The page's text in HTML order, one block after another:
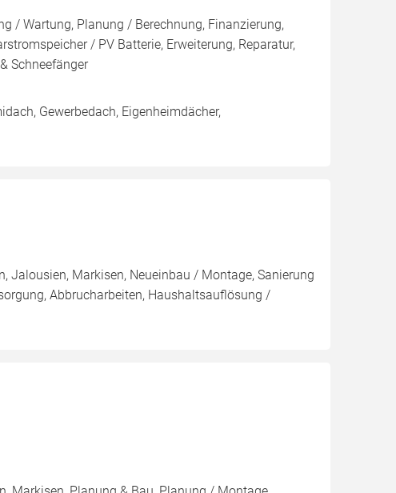
/ Wartung, Planung / Berechnung, Finanzierung,
/ PV Batterie, Erweiterung, Reparatur,
Schneefänger
Gewerbedach, Eigenheimdächer,
Jalousien, Markisen, Neueinbau / Montage, Sanierung
Abbrucharbeiten, Haushaltsauflösung /